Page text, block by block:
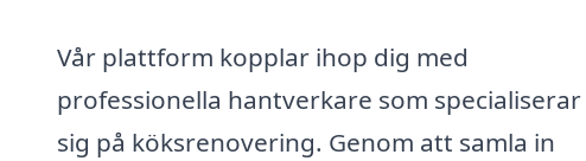
Vår plattform kopplar ihop dig med
professionella hantverkare som specialiserar
sig på köksrenovering. Genom att samla in